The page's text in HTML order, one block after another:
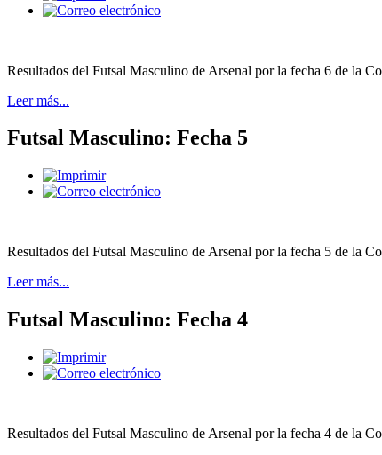
Resultados del Futsal Masculino de Arsenal por la fecha 6 de la
Leer más...
Futsal Masculino: Fecha 5
Resultados del Futsal Masculino de Arsenal por la fecha 5 de la
Leer más...
Futsal Masculino: Fecha 4
Resultados del Futsal Masculino de Arsenal por la fecha 4 de la